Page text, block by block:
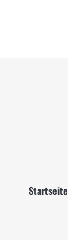
Startseite